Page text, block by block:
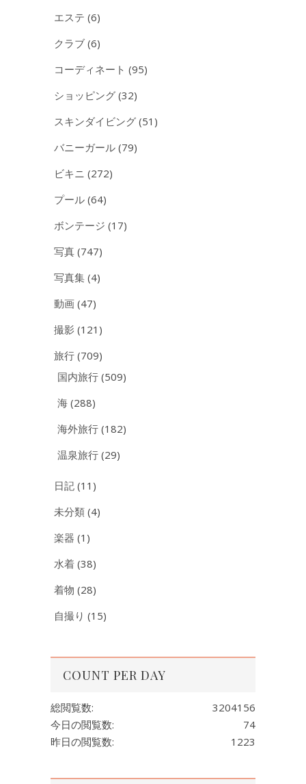
エステ (6)
クラブ (6)
コーディネート (95)
ショッピング (32)
スキンダイビング (51)
バニーガール (79)
ビキニ (272)
プール (64)
ボンテージ (17)
写真 (747)
写真集 (4)
動画 (47)
撮影 (121)
旅行 (709)
国内旅行 (509)
海 (288)
海外旅行 (182)
温泉旅行 (29)
日記 (11)
未分類 (4)
楽器 (1)
水着 (38)
着物 (28)
自撮り (15)
COUNT PER DAY
3204156
総閲覧数:
74
今日の閲覧数:
1223
昨日の閲覧数: